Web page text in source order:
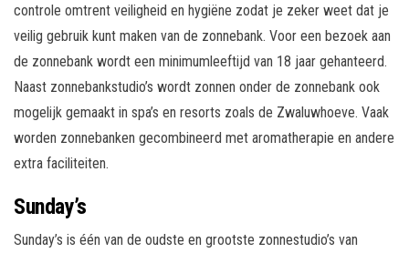
controle omtrent veiligheid en hygiëne zodat je zeker weet dat je
veilig gebruik kunt maken van de zonnebank. Voor een bezoek aan
de zonnebank wordt een minimumleeftijd van 18 jaar gehanteerd.
Naast zonnebankstudio’s wordt zonnen onder de zonnebank ook
mogelijk gemaakt in spa’s en resorts zoals de Zwaluwhoeve. Vaak
worden zonnebanken gecombineerd met aromatherapie en andere
extra faciliteiten.
Sunday’s
Sunday’s is één van de oudste en grootste zonnestudio’s van